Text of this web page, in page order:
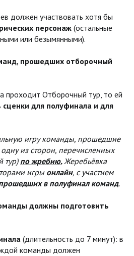
должен участвовать хотя бы
персонаж (остальные
или безымянными).
прошедших отборочный
проходит Отборочный тур, то ей
сценки для полуфинала и для
игру команды, прошедшие
из сторон, перечисленных
тур) по жребию. Жеребьёвка
игрыонлайн, с участием
в полуфинал команд.
должны подготовить
(длительность до 7 минут): в
команды должен